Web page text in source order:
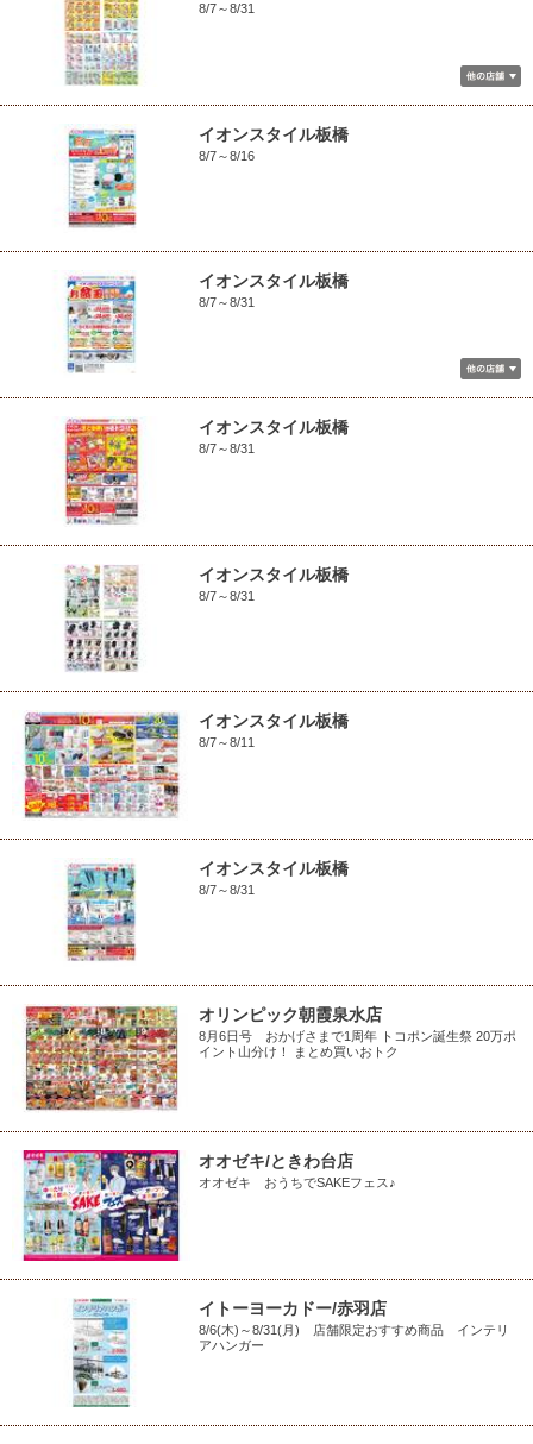
8/7～8/31
イオンスタイル板橋
8/7～8/16
イオンスタイル板橋
8/7～8/31
イオンスタイル板橋
8/7～8/31
イオンスタイル板橋
8/7～8/31
イオンスタイル板橋
8/7～8/11
イオンスタイル板橋
8/7～8/31
オリンピック朝霞泉水店
8月6日号 おかげさまで1周年 トコポン誕生祭 20万ポ
イント山分け！ まとめ買いおトク
オオゼキ/ときわ台店
オオゼキ おうちでSAKEフェス♪
イトーヨーカドー/赤羽店
8/6(木)～8/31(月) 店舗限定おすすめ商品 インテリ
アハンガー